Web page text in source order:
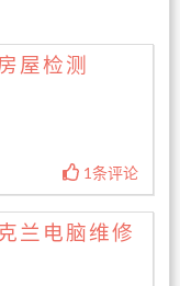
屋检测
1条评论
兰电脑维修